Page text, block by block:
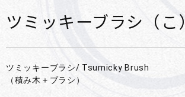
ツミッキーブラシ（こ）
ツミッキーブラシ/ Tsumicky Brush
（積み木＋ブラシ）